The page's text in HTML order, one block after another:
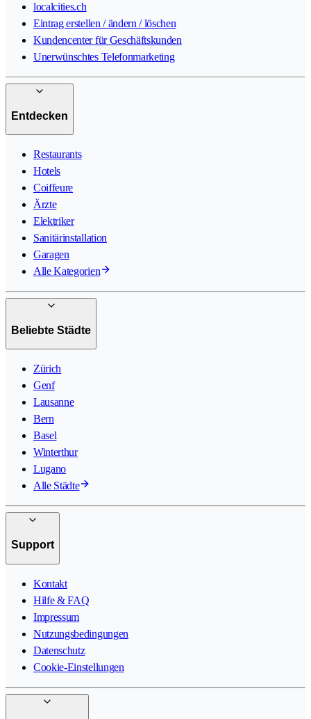
localcities.ch
Eintrag erstellen / ändern / löschen
Kundencenter für Geschäftskunden
Unerwünschtes Telefonmarketing
Entdecken
Restaurants
Hotels
Coiffeure
Ärzte
Elektriker
Sanitärinstallation
Garagen
Alle Kategorien
Beliebte Städte
Zürich
Genf
Lausanne
Bern
Basel
Winterthur
Lugano
Alle Städte
Support
Kontakt
Hilfe & FAQ
Impressum
Nutzungsbedingungen
Datenschutz
Cookie-Einstellungen